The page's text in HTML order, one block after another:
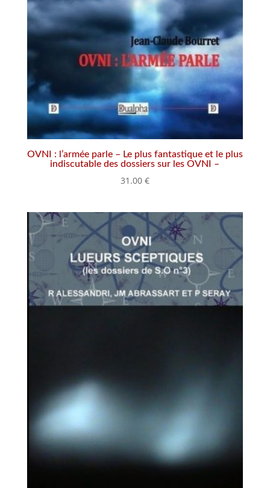
OVNI : l’armée parle – Le plus fantastique et le plus
indiscutable des dossiers sur les OVNI –
31.00 €